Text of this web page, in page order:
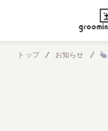
トップ お知らせ